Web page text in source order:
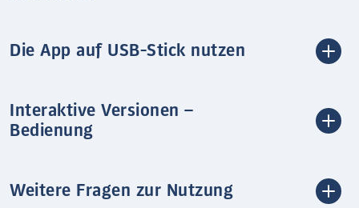
Die App auf USB-Stick nutzen
Interaktive Versionen –
Bedienung
Weitere Fragen zur Nutzung